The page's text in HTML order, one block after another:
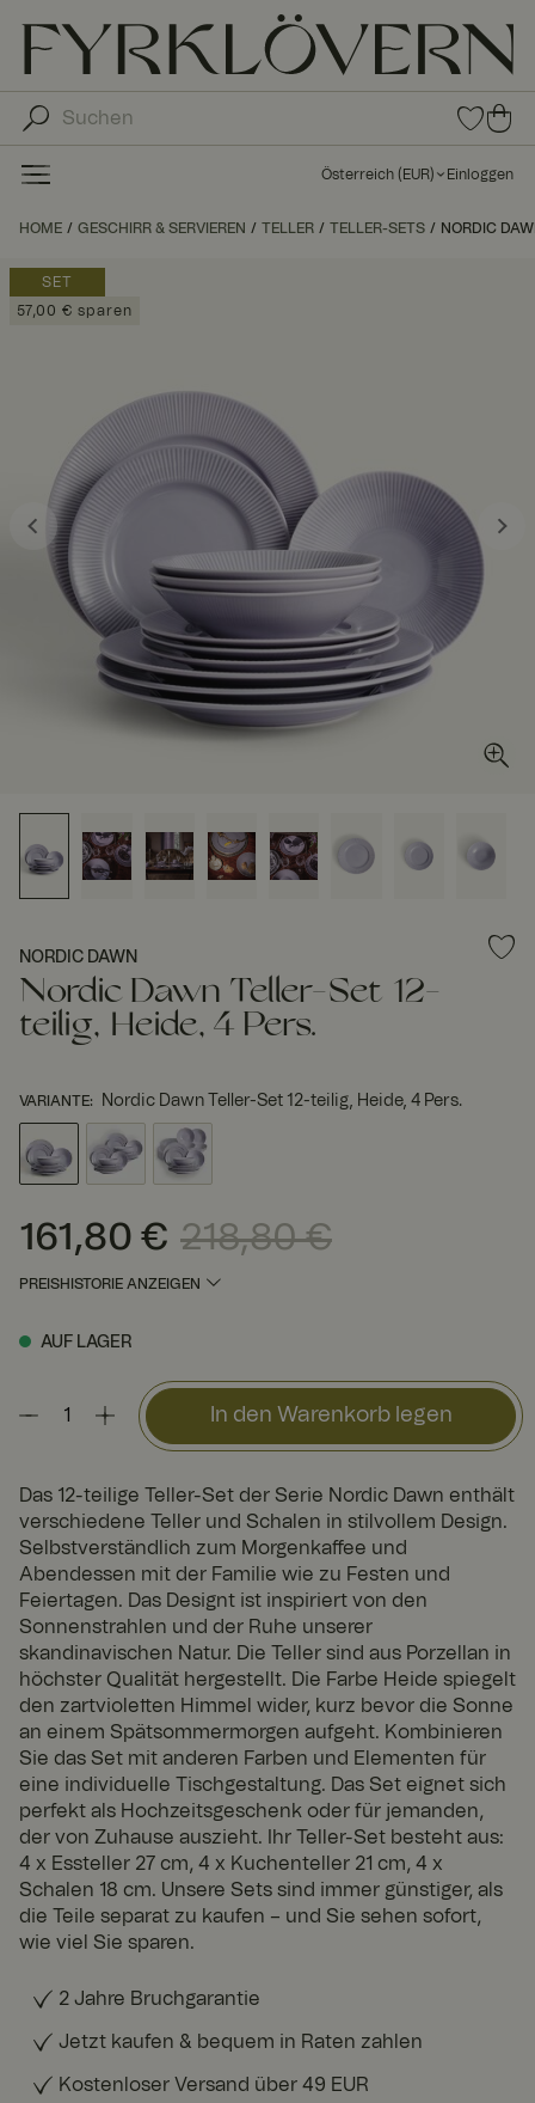
0
Arti
in
orit
0
Art
ike
de
Österreich ( EUR) Einloggen
HOME GESCHIRR & SERVIEREN TELLER TELLER-SETS NORDIC
SET
57,00 € sparen
NORDIC DAWN
Nordic Dawn Teller-Set 12-
teilig, Heide, 4 Pers.
VARIANTE: Nordic Dawn Teller-Set 12-teilig, Heide, 4 Pers.
Aktueller Preis:161,80 €Vorheriger Preis
161,80 € 218,80 €
PREISHISTORIE ANZEIGEN
AUF LAGER
In den Warenkorb legen
Das 12-teilige Teller-Set der Serie Nordic Dawn enthält
verschiedene Teller und Schalen in stilvollem Design.
Selbstverständlich zum Morgenkaffee und
Abendessen mit der Familie wie zu Festen und
Feiertagen. Das Designt ist inspiriert von den
Sonnenstrahlen und der Ruhe unserer
skandinavischen Natur. Die Teller sind aus Porzellan in
höchster Qualität hergestellt. Die Farbe Heide spiegelt
den zartvioletten Himmel wider, kurz bevor die Sonne
an einem Spätsommermorgen aufgeht. Kombinieren
Sie das Set mit anderen Farben und Elementen für
eine individuelle Tischgestaltung. Das Set eignet sich
perfekt als Hochzeitsgeschenk oder für jemanden,
der von Zuhause auszieht. Ihr Teller-Set besteht aus:
4 x Essteller 27 cm, 4 x Kuchenteller 21 cm, 4 x
Schalen 18 cm. Unsere Sets sind immer günstiger, als
die Teile separat zu kaufen – und Sie sehen sofort,
wie viel Sie sparen.
2 Jahre Bruchgarantie
Jetzt kaufen & bequem in Raten zahlen
Kostenloser Versand über 49 EUR